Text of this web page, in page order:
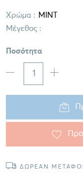
Χρώμα :
Μέγεθος :
Ποσότητα
ΔΩΡΕΑΝ